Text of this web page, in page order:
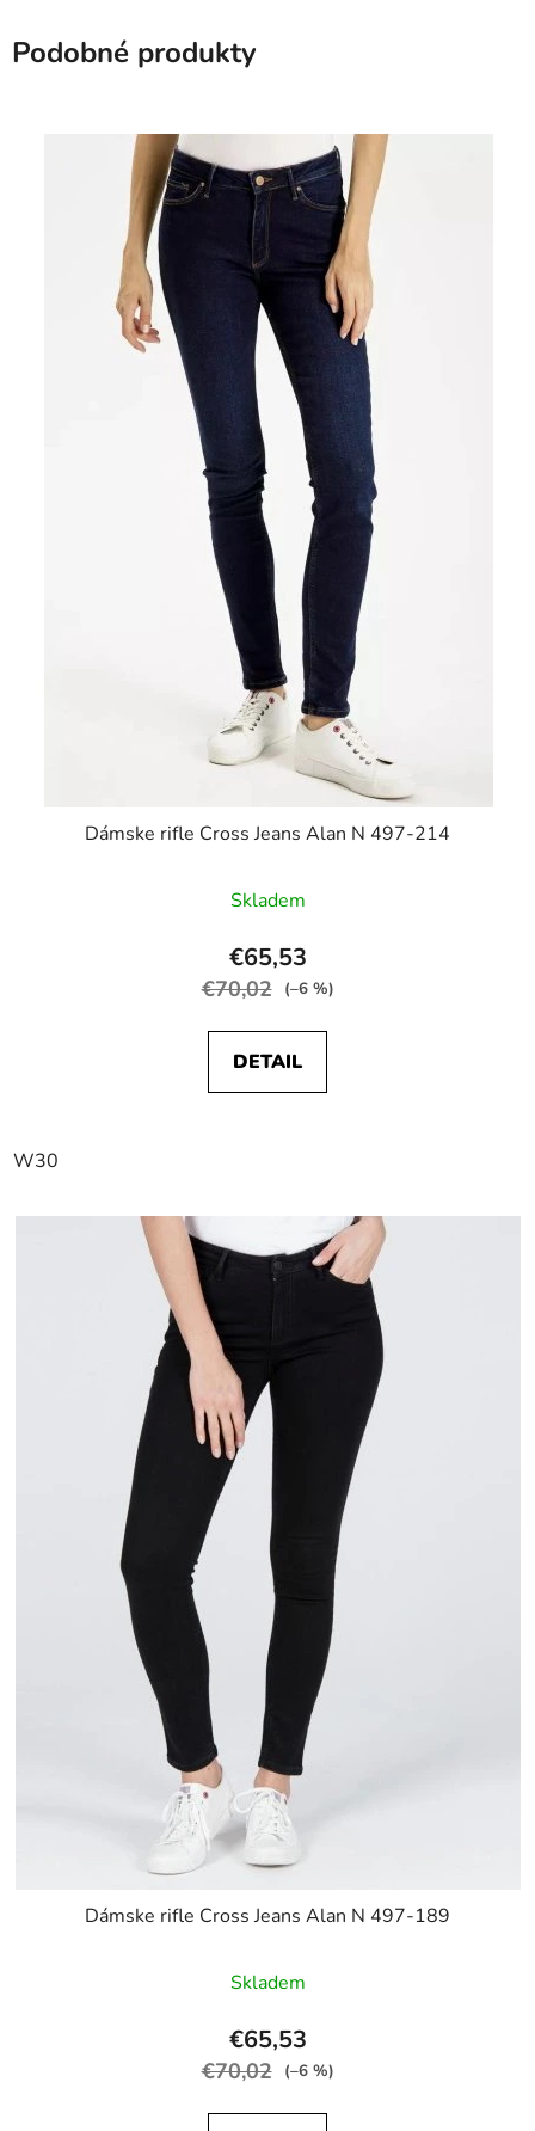
Podobné produkty
Dámske rifle Cross Jeans Alan N 497-214
Skladem
€65,53
€70,02 (–6 %)
DETAIL
W30
Dámske rifle Cross Jeans Alan N 497-189
Skladem
€65,53
€70,02 (–6 %)